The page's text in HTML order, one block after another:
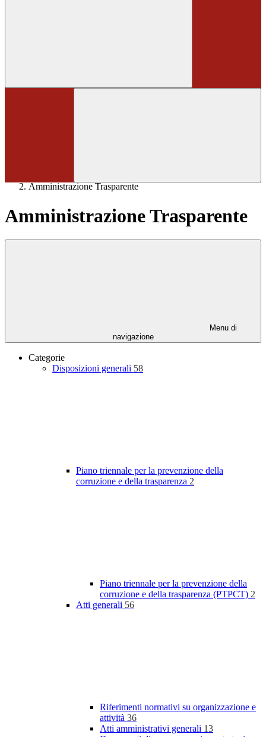
Amministrazione Trasparente
Amministrazione Trasparente
Menu di
navigazione
Categorie
Disposizioni generali 58
Piano triennale per la prevenzione della
corruzione e della trasparenza 2
Piano triennale per la prevenzione della
corruzione e della trasparenza (PTPCT) 2
Atti generali 56
Riferimenti normativi su organizzazione e
attività 36
Atti amministrativi generali 13